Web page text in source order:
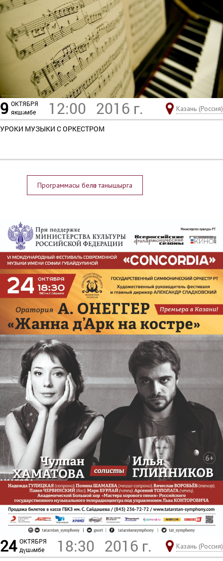
9 ОКТЯБРЯ
якшәмбе
12:00 2016 г. Казань (Россия)
УРОКИ МУЗЫКИ С ОРКЕСТРОМ
Программасы белән танышырга
24 ОКТЯБРЯ
дүшәмбе
18:30 2016 г. Казань (Россия)